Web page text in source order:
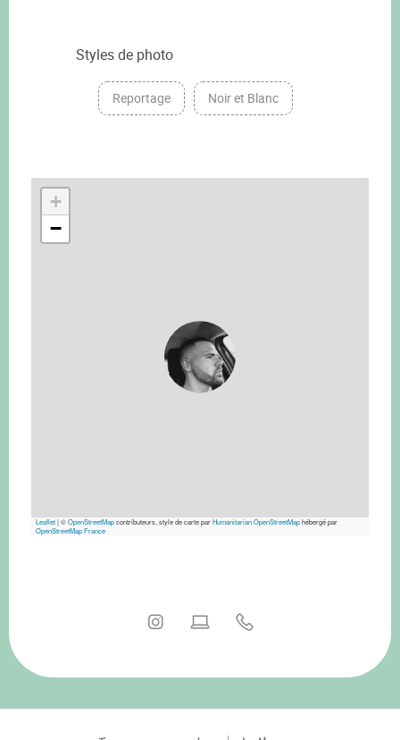
Styles de photo
Reportage Noir et Blanc
+
−
Leaflet|©OpenStreetMapcontributeurs, style de carte parHumanitarian OpenStreetMaphébergé par
OpenStreetMap France